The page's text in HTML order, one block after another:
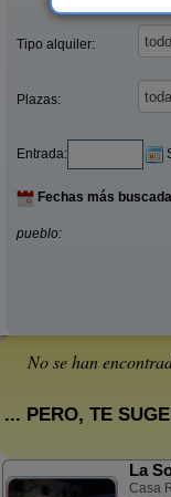
Tipo alquiler:
Plazas:
Entrada:
Fechas más
pueblo:
No se han
... PERO, TE
La
Casa